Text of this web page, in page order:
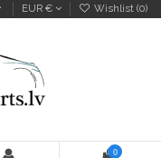
EUR € Wishlist (0)
0